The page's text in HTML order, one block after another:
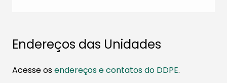
Endereços das Unidades
Acesse osendereços e contatos do DDPE.